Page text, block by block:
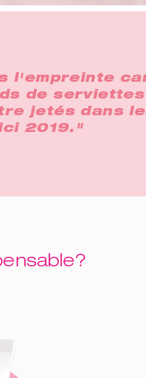
l'empreinte
de serviettes
jetés dans
2019."